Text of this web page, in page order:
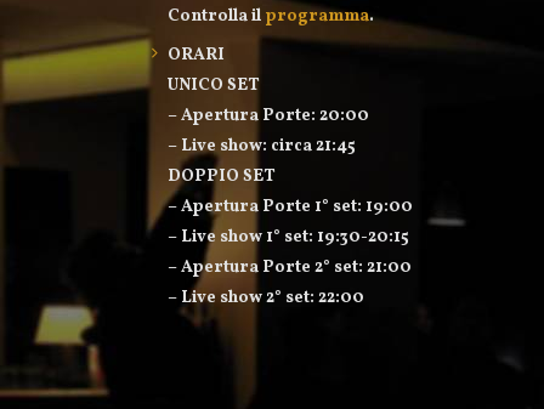
Controlla il programma.
ORARI
UNICO SET
– Apertura Porte: 20:00
– Live show: circa 21:45
DOPPIO SET
– Apertura Porte 1° set: 19:00
– Live show 1° set: 19:30-20:15
– Apertura Porte 2° set: 21:00
– Live show 2° set: 22:00